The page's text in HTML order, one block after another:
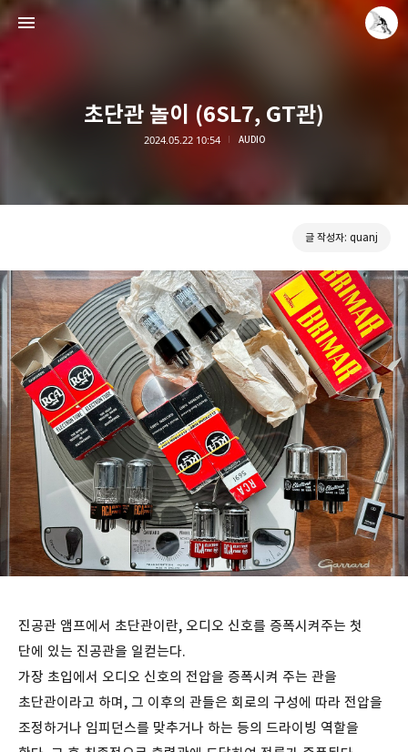
초단관 놀이 (6SL7, GT관)
2024.05.22 10:54 AUDIO
글 작성자: quanj
진공관 앰프에서 초단관이란, 오디오 신호를 증폭시켜주는 첫
단에 있는 진공관을 일컫는다.
가장 초입에서 오디오 신호의 전압을 증폭시켜 주는 관을
초단관이라고 하며, 그 이후의 관들은 회로의 구성에 따라 전압을
조정하거나 임피던스를 맞추거나 하는 등의 드라이빙 역할을
Leica Sisyphus